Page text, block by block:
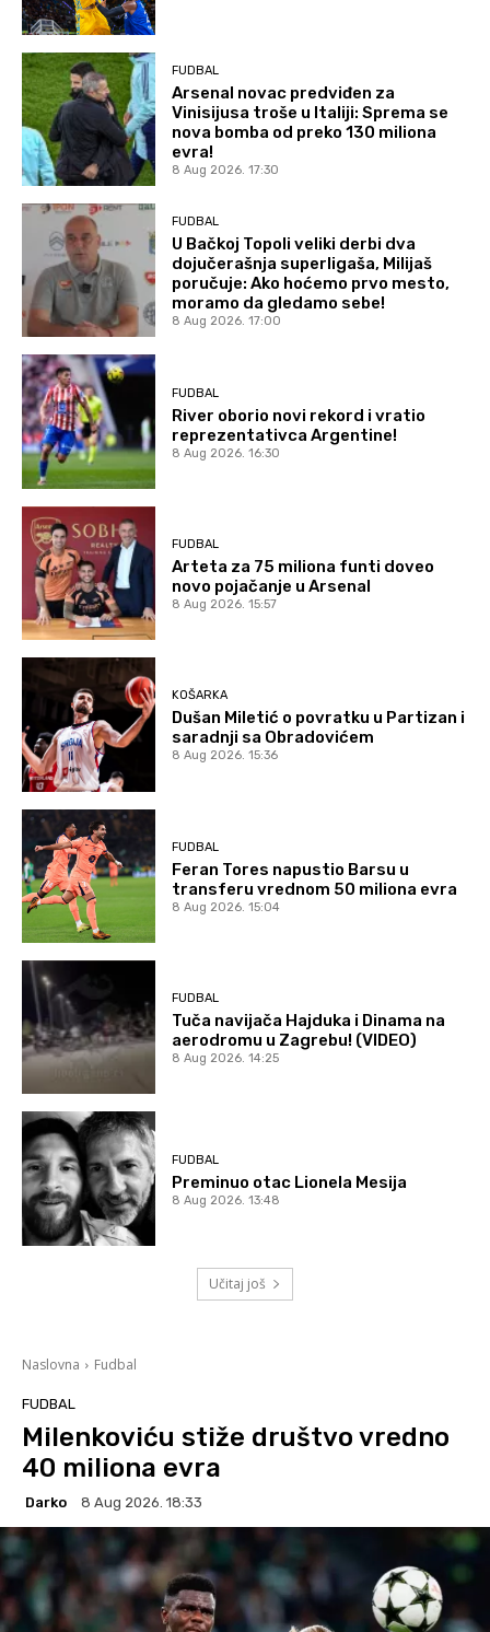
FUDBAL
Arsenal novac predviđen za
Vinisijusa troše u Italiji: Sprema se
nova bomba od preko 130 miliona
evra!
8 Aug 2026. 17:30
FUDBAL
U Bačkoj Topoli veliki derbi dva
dojučerašnja superligaša, Milijaš
poručuje: Ako hoćemo prvo mesto,
moramo da gledamo sebe!
8 Aug 2026. 17:00
FUDBAL
River oborio novi rekord i vratio
reprezentativca Argentine!
8 Aug 2026. 16:30
FUDBAL
Arteta za 75 miliona funti doveo
novo pojačanje u Arsenal
8 Aug 2026. 15:57
KOŠARKA
Dušan Miletić o povratku u Partizan i
saradnji sa Obradovićem
8 Aug 2026. 15:36
FUDBAL
Feran Tores napustio Barsu u
transferu vrednom 50 miliona evra
8 Aug 2026. 15:04
FUDBAL
Tuča navijača Hajduka i Dinama na
aerodromu u Zagrebu! (VIDEO)
8 Aug 2026. 14:25
FUDBAL
Preminuo otac Lionela Mesija
8 Aug 2026. 13:48
Učitaj još